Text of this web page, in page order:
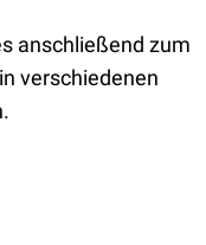
anschließend zum
verschiedenen